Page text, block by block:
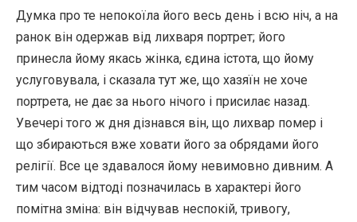
Думка про те непокоїла його весь день і всю ніч, а на
ранок він одержав від лихваря портрет; його
принесла йому якась жінка, єдина істота, що йому
услуговувала, і сказала тут же, що хазяїн не хоче
портрета, не дає за нього нічого і присилає назад.
Увечері того ж дня дізнався він, що лихвар помер і
що збираються вже ховати його за обрядами його
релігії. Все це здавалося йому невимовно дивним. А
тим часом відтоді позначилась в характері його
помітна зміна: він відчував неспокій, тривогу,